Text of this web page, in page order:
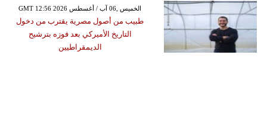
GMT 12:56 2026 الخميس ,06 آب / أغسطس
طبيب من أصول مصرية يقترب من دخول
التاريخ الأميركي بعد فوزه بترشيح
الديمقراطيين